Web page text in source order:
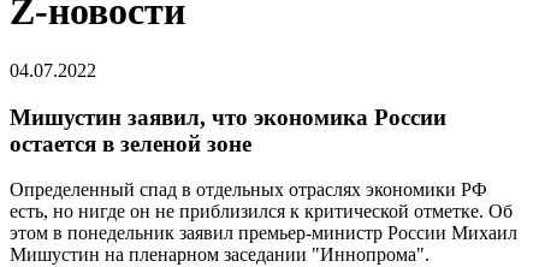
Z-новости
04.07.2022
Мишустин заявил, что экономика России
остается в зеленой зоне
Определенный спад в отдельных отраслях экономики РФ
есть, но нигде он не приблизился к критической отметке. Об
этом в понедельник заявил премьер-министр России Михаил
Мишустин на пленарном заседании "Иннопрома".